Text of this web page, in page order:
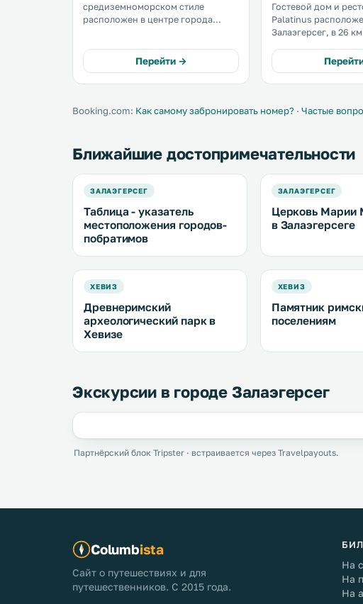
средиземноморском стиле
расположен в центре города
кондиционированных номерах с
кабельным телевидением и
ресторан венгерской и
Перейти →
Гостевой дом и
Palatinus
Залаэгерсег, в 26
террасе и
бесплатной
Booking.com: Как самому забронировать номер? · Частые
Ближайшие достопримечательности
ЗАЛАЭГЕРСЕГ
Таблица - указатель
местоположения городов-
побратимов
ЗАЛАЭГЕРСЕГ
Церковь Марии
в Залаэгерсеге
ХЕВИЗ
Древнеримский
археологический парк в
Хевизе
ХЕВИЗ
Памятник
поселениям
Экскурсии в городе Залаэгерсег
Партнёрский блок Tripster · встраивается через Travelpayouts.
Columbista
Сайт о путешествиях и для
путешественников. С 2015 года.
На
На
На